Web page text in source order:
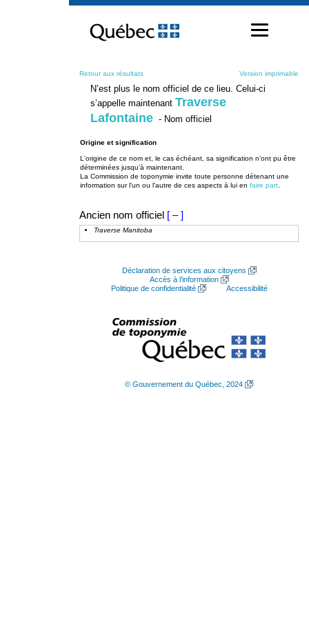
contenu
Retour aux résultats Version imprimable
N’est plus le nom officiel de ce lieu. Celui-ci
s’appelle maintenant Traverse
Lafontaine - Nom officiel
Origine et signification
L'origine de ce nom et, le cas échéant, sa signification n’ont pu être
déterminées jusqu’à maintenant.
La Commission de toponymie invite toute personne détenant une
information sur l'un ou l'autre de ces aspects à lui en faire part
Ancien nom officiel [ – ]
Traverse Manitoba
Déclaration de services aux citoyens
Accès à l’information
Politique de confidentialité
Accessibilité
© Gouvernement du Québec, 2024